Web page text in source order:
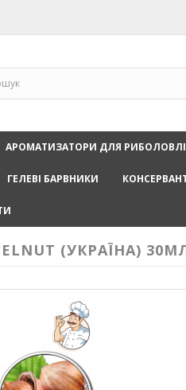
АРОМАТИЗАТОРИ ДЛЯ РИБОЛОВЛІ
ГЕЛЕВІ БАРВНИКИ
(УКРАЇНА)